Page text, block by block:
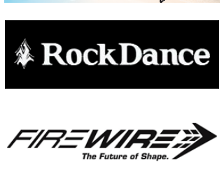
SancheZ
ゴン
予報士 hiro.